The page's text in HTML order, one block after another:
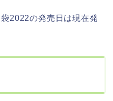
2022の発売日は現在発